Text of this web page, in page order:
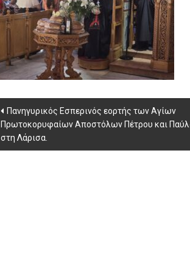
Post
navigation
Πανηγυρικός Εσπερινός εορτής των Αγίων
Πρωτοκορυφαίων Αποστόλων Πέτρου και
στη Λάρισα.